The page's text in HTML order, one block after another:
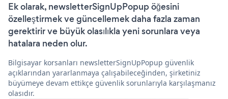
Ek olarak, newsletterSignUpPopup öğesini
özelleştirmek ve güncellemek daha fazla zaman
gerektirir ve büyük olasılıkla yeni sorunlara veya
hatalara neden olur.
Bilgisayar korsanları newsletterSignUpPopup güvenlik
açıklarından yararlanmaya çalışabileceğinden, şirketiniz
büyümeye devam ettikçe güvenlik sorunlarıyla karşılaşmanız
olasıdır.